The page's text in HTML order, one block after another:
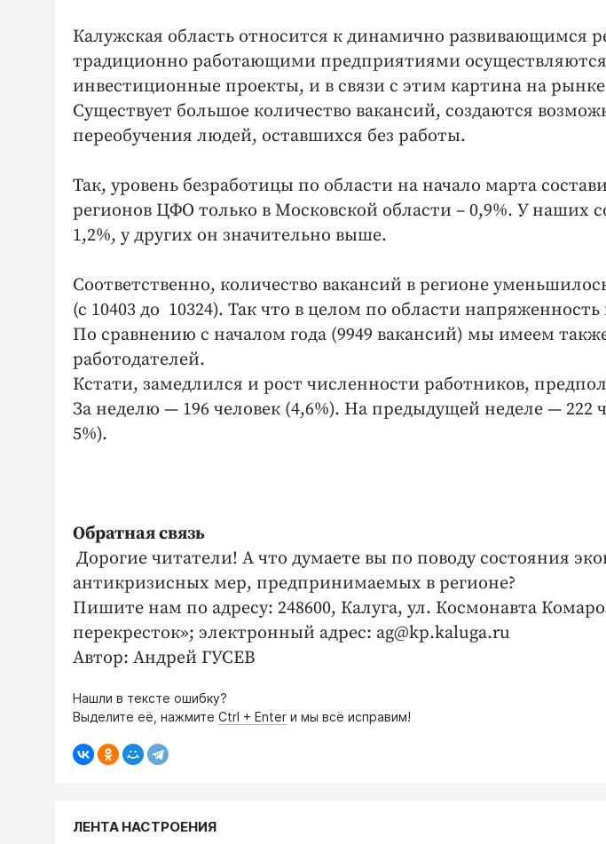
Калужская область относится к динамично развивающимся
традиционно работающими предприятиями
инвестиционные проекты, и в связи с этим картина на
Существует большое количество вакансий, создаются
переобучения людей, оставшихся без работы.
Так, уровень безработицы по области на начало марта
регионов ЦФО только в Московской области – 0,9%. У наших
1,2%, у других он значительно выше.
Соответственно, количество вакансий в регионе
(с 10403 до 10324). Так что в целом по области
По сравнению с началом года (9949 вакансий) мы имеем
работодателей.
Кстати, замедлился и рост численности работников,
За неделю — 196 человек (4,6%). На предыдущей неделе — 222
5%).
Обратная связь
Дорогие читатели! А что думаете вы по поводу состояния
антикризисных мер, предпринимаемых в регионе?
Пишите нам по адресу: 248600, Калуга, ул. Космонавта
перекресток»; электронный адрес: ag@kp.kaluga.ru
Автор: Андрей ГУСЕВ
Нашли в тексте ошибку?
Выделите её, нажмите Ctrl + Enter и мы всё исправим!
ЛЕНТА НАСТРОЕНИЯ